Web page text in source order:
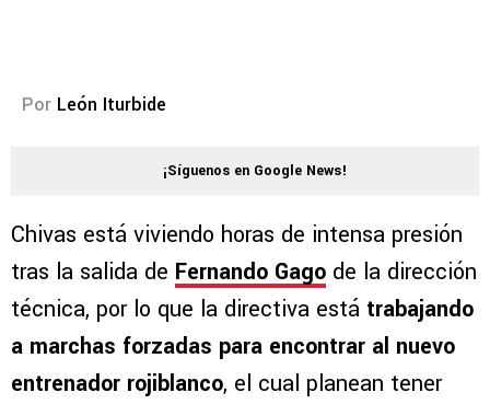
Por León Iturbide
¡Síguenos en Google News!
Chivas está viviendo horas de intensa presión
tras la salida de Fernando Gago de la dirección
técnica, por lo que la directiva está trabajando
a marchas forzadas para encontrar al nuevo
entrenador rojiblanco, el cual planean tener